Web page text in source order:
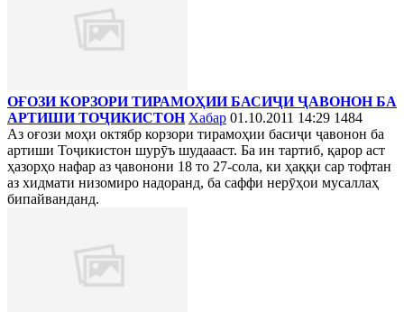
ОҒОЗИ КОРЗОРИ ТИРАМОҲИИ БАСИҶИ ҶАВОНОН БА
АРТИШИ ТОҶИКИСТОН Хабар 01.10.2011 14:29 1484
Аз оғози моҳи октябр корзори тирамоҳии басиҷи ҷавонон ба
артиши Тоҷикистон шурӯъ шудаааст. Ба ин тартиб, қарор аст
ҳазорҳо нафар аз ҷавонони 18 то 27-сола, ки ҳаққи сар тофтан
аз хидмати низомиро надоранд, ба саффи нерӯҳои мусаллаҳ
бипайванданд.